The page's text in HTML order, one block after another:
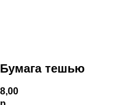
Бумага тешью
8,00